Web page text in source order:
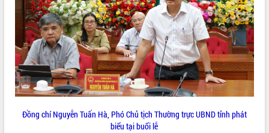
Đồng chí Nguyễn Tuấn Hà, Phó Chủ tịch Thường trực UBND tỉnh phát
biểu tại buổi lễ